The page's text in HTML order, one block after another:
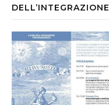
DELL’INTEGRAZIONE